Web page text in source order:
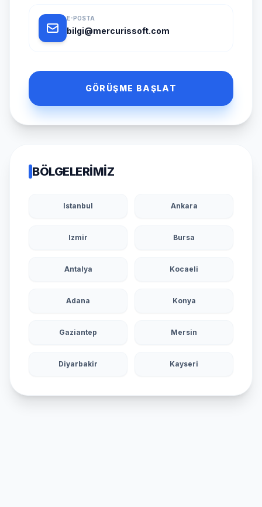
E-POSTA
bilgi@mercurissoft.com
GÖRÜŞME BAŞLAT
BÖLGELERIMIZ
Istanbul Ankara
Izmir Bursa
Antalya Kocaeli
Adana Konya
Gaziantep Mersin
Diyarbakir Kayseri